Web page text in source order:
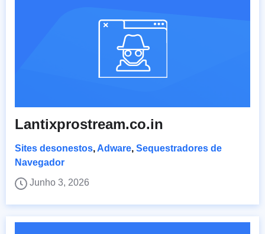
Lantixprostream.co.in
Sites desonestos, Adware, Sequestradores de
Navegador
Junho 3, 2026